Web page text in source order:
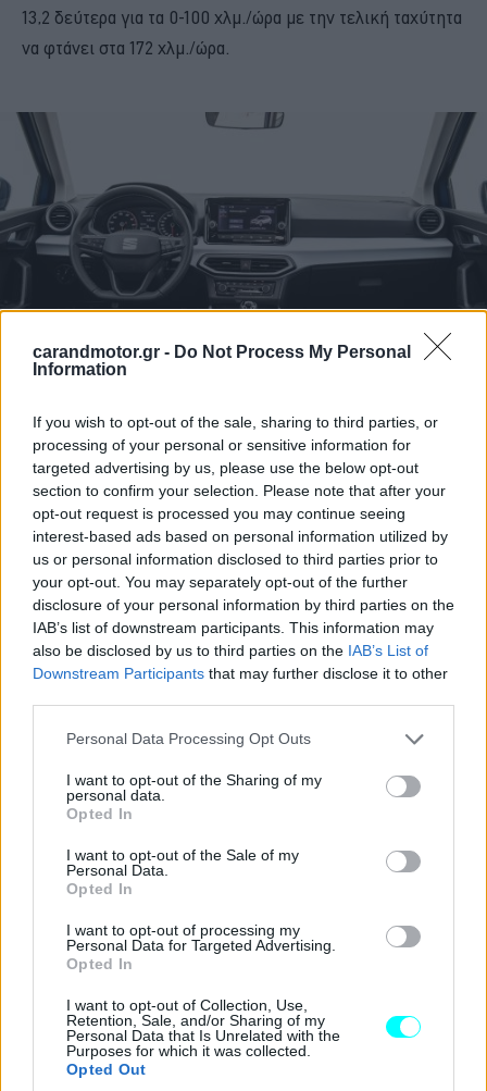
carandmotor.gr - Do Not Process My Personal
Information
If you wish to opt-out of the sale, sharing to third parties, or
processing of your personal or sensitive information for
targeted advertising by us, please use the below opt-out
section to confirm your selection. Please note that after your
opt-out request is processed you may continue seeing
interest-based ads based on personal information utilized by
us or personal information disclosed to third parties prior to
your opt-out. You may separately opt-out of the further
disclosure of your personal information by third parties on the
IAB’s list of downstream participants. This information may
also be disclosed by us to third parties on the IAB’s List of
Downstream Participants that may further disclose it to other
Please note that this website/app uses one or more Google
not limited to your visit or usage behaviour. You may click to
grant or deny consent to Google and its third-party tags to
use your data for below specified purposes in below Google
consent section.
Personal Data Processing Opt Outs
I want to opt-out of the Sharing of my
personal data.
Opted In
I want to opt-out of the Sale of my
Personal Data.
Opted In
I want to opt-out of processing my
Personal Data for Targeted Advertising.
Opted In
I want to opt-out of Collection, Use,
Retention, Sale, and/or Sharing of my
Personal Data that Is Unrelated with the
Purposes for which it was collected.
Opted Out
13,2 δεύτερα για τα 0-100 χλμ./ώρα με την τελική ταχύτητα
να φτάνει στα 172 χλμ./ώρα.